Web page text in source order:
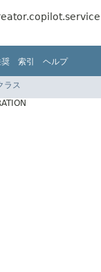
索引 ヘルプ
ラス